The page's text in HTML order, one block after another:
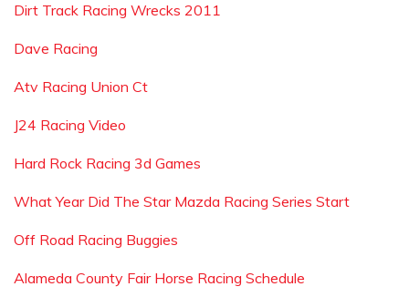
Dirt Track Racing Wrecks 2011
Dave Racing
Atv Racing Union Ct
J24 Racing Video
Hard Rock Racing 3d Games
What Year Did The Star Mazda Racing Series Start
Off Road Racing Buggies
Alameda County Fair Horse Racing Schedule